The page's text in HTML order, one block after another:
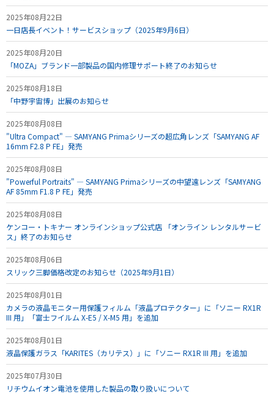
2025年08月22日
一日店長イベント！サービスショップ（2025年9月6日）
2025年08月20日
「MOZA」ブランド一部製品の国内修理サポート終了のお知らせ
2025年08月18日
「中野宇宙博」出展のお知らせ
2025年08月08日
"Ultra Compact" — SAMYANG Primaシリーズの超広角レンズ「SAMYANG AF
16mm F2.8 P FE」発売
2025年08月08日
"Powerful Portraits" — SAMYANG Primaシリーズの中望遠レンズ「SAMYANG
AF 85mm F1.8 P FE」発売
2025年08月08日
ケンコー・トキナー オンラインショップ公式店 「オンライン レンタルサービ
ス」終了のお知らせ
2025年08月06日
スリック三脚価格改定のお知らせ（2025年9月1日）
2025年08月01日
カメラの液晶モニター用保護フィルム「液晶プロテクター」に「ソニー RX1R
III 用」「富士フイルム X-E5 / X-M5 用」を追加
2025年08月01日
液晶保護ガラス「KARITES（カリテス）」に「ソニー RX1R III 用」を追加
2025年07月30日
リチウムイオン電池を使用した製品の取り扱いについて